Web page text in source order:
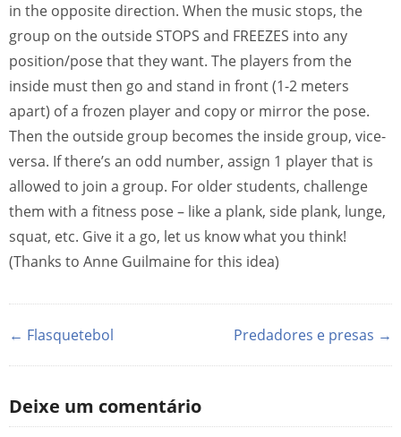
in the opposite direction. When the music stops, the
group on the outside STOPS and FREEZES into any
position/pose that they want. The players from the
inside must then go and stand in front (1-2 meters
apart) of a frozen player and copy or mirror the pose.
Then the outside group becomes the inside group, vice-
versa. If there’s an odd number, assign 1 player that is
allowed to join a group. For older students, challenge
them with a fitness pose – like a plank, side plank, lunge,
squat, etc. Give it a go, let us know what you think!
(Thanks to Anne Guilmaine for this idea)
← Flasquetebol Predadores e presas →
Deixe um comentário